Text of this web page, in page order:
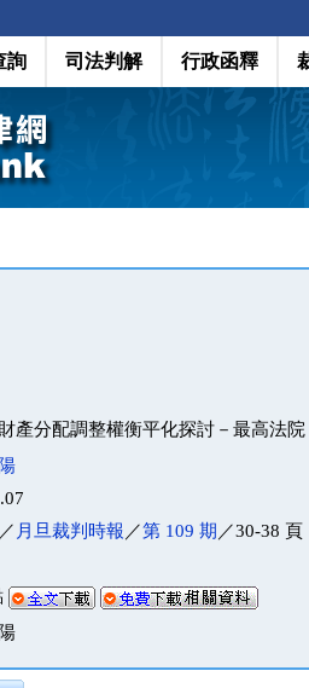
詢 司法判解 行政函釋
產分配調整權衡平化探討－最高法
月旦裁判時報 ／第 109 期 ／30-38 頁